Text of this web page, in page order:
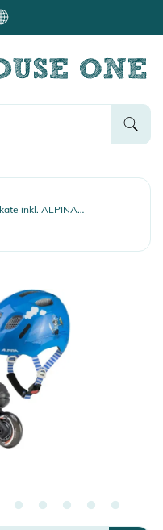
RAIDER PRO Kinder Inline Skate inkl. ALPINA XIMO 2 ahoi gloss